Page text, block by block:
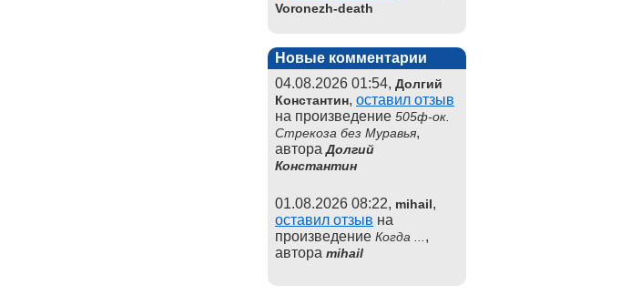
Voronezh-death
Новые комментарии
04.08.2026 01:54, Долгий
Константин, оставил отзыв
на произведение 505ф-ок.
Стрекоза без Муравья,
автораДолгий
Константин
01.08.2026 08:22, mihail,
оставил отзыв на
произведение Когда ... ,
автора mihail